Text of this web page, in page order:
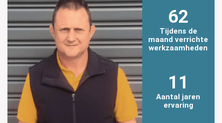
62
Tijdens de
maand verrichte
werkzaamheden
11
Aantal jaren
ervaring